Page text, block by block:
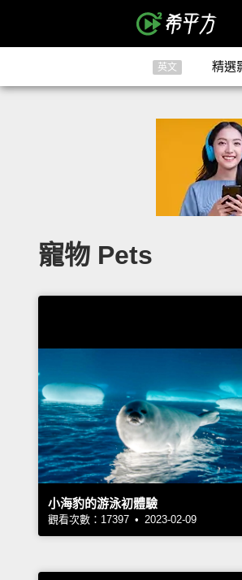
英文 精選
寵物 Pets
小海豹的游泳初體驗
觀看次數：17397 • 2023-02-09